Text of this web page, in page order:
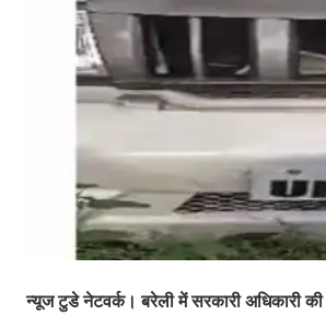
न्यूज टुडे नेटवर्क। बरेली में सरकारी अधिकारी